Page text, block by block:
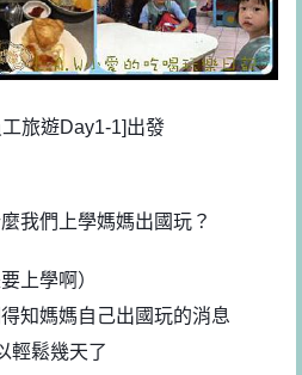
旅遊Day1-1]出發
我們上學媽媽出國玩？
上學啊）
知媽媽自己出國玩的消息
輕鬆幾天了